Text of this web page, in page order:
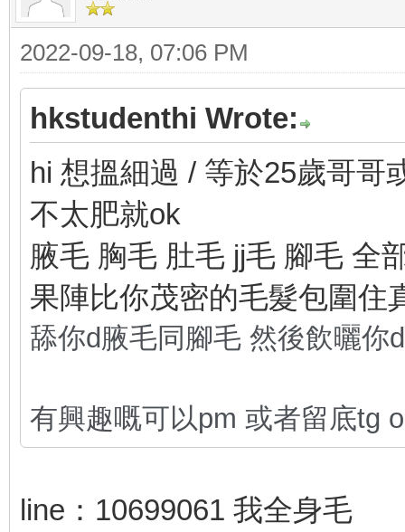
2022-09-18, 07:06 PM
hkstudenthi Wrote:
hi 想搵細過 / 等於25歲哥哥
不太肥就ok
腋毛 胸毛 肚毛 jj毛 腳毛 全
果陣比你茂密的毛髮包圍住
舔你d腋毛同腳毛 然後飲曬你
有興趣嘅可以pm 或者留底tg
line：10699061 我全身毛